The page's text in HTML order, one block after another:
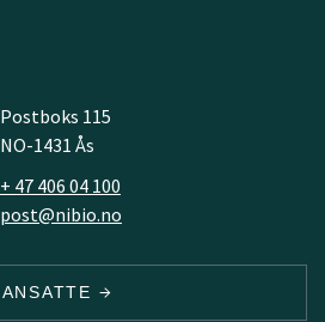
Postboks 115
NO-1431 Ås
+ 47 406 04 100
post@nibio.no
ANSATTE